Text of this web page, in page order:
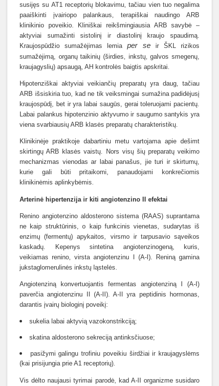
susijęs su AT1 receptorių blokavimu, tačiau vien tuo negalima
paaiškinti įvairiopo palankaus, terapiškai naudingo ARB
klinikinio poveikio. Kliniškai reikšmingiausia ARB savybė –
aktyviai sumažinti sistolinį ir diastolinį kraujo spaudimą.
Kraujospūdžio sumažėjimas lemiaper seir ŠKL rizikos
sumažėjimą, organų taikinių (širdies, inkstų, galvos smegenų,
kraujagyslių) apsaugą, AH kontrolės baigtis apskritai.
Hipotenziškai aktyviai veikiančių preparatų yra daug, tačiau
ARB išsiskiria tuo, kad ne tik veiksmingai sumažina padidėjusį
kraujospūdį, bet ir yra labai saugūs, gerai toleruojami pacientų.
Labai palankus hipotenzinio aktyvumo ir saugumo santykis yra
viena svarbiausių ARB klasės preparatų charakteristikų.
Klinikinėje praktikoje dabartiniu metu vartojama apie dešimt
skirtingų ARB klasės vaistų. Nors visų šių preparatų veikimo
mechanizmas vienodas ar labai panašus, jie turi ir skirtumų,
kurie gali būti pritaikomi, panaudojami konkrečiomis
klinikinėmis aplinkybėmis.
Arterinė hipertenzija ir kiti angiotenzino II efektai
Renino angiotenzino aldosterono sistema (RAAS) suprantama
ne kaip struktūrinis, o kaip funkcinis vienetas, sudarytas iš
enzimų (fermentų) apykaitos, virsmo ir tarpusavio sąveikos
kaskadų. Kepenys sintetina angiotenzinogeną, kuris,
veikiamas renino, virsta angiotenzinu I (A-I). Reniną gamina
jukstaglomerulinės inkstų ląstelės.
Angiotenziną konvertuojantis fermentas angiotenziną I (A-I)
paverčia angiotenzinu II (A-II). A-II yra peptidinis hormonas,
darantis įvairų biologinį poveikį:
sukelia labai aktyvią vazokonstrikciją;
skatina aldosterono sekreciją antinksčiuose;
pasižymi galingu trofiniu poveikiu širdžiai ir kraujagyslėms
(kai prisijungia prie A1 receptorių).
Vis dėlto naujausi tyrimai parodė, kad A-II organizme susidaro